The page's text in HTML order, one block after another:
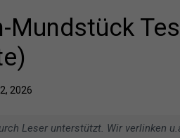
Mundstück
2026
Leser unterstützt. Wir verlinken